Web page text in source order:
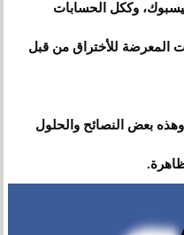
وككل الحسابات
المعرضة للأختراق من قبل
بعض النصائح والحلول